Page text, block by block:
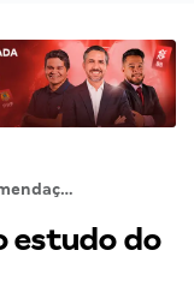
Recomendações para o estudo do Regimento Interno
estudo do